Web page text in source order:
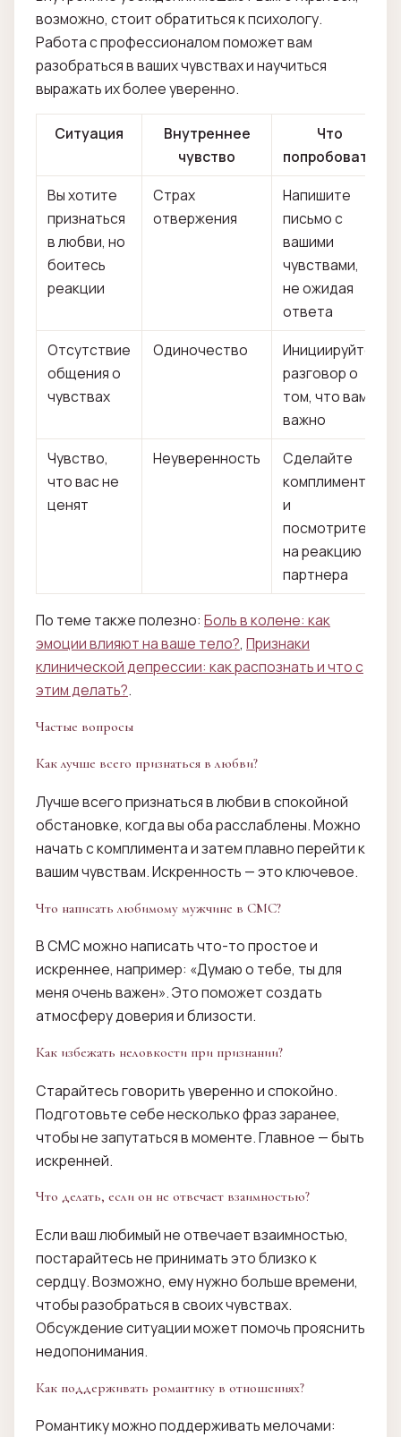
возможно, стоит обратиться к психологу.
Работа с профессионалом поможет вам
разобраться в ваших чувствах и научиться
выражать их более уверенно.
Ситуация
Внутреннее
чувство
Что
попробовать
Вы хотите
признаться
в любви, но
боитесь
реакции
Страх
отвержения
Напишите
письмо с
вашими
чувствами,
не ожидая
ответа
Отсутствие
общения о
чувствах
Одиночество
Инициируйте
разговор о
том, что вам
важно
Чувство,
что вас не
ценят
Неуверенность
Сделайте
комплимент
и
посмотрите
на реакцию
партнера
По теме также полезно: Боль в колене: как
эмоции влияют на ваше тело?, Признаки
клинической депрессии: как распознать и что с
этим делать?.
Частые вопросы
Как лучше всего признаться в любви?
Лучше всего признаться в любви в спокойной
обстановке, когда вы оба расслаблены. Можно
начать с комплимента и затем плавно перейти к
вашим чувствам. Искренность — это ключевое.
Что написать любимому мужчине в СМС?
В СМС можно написать что-то простое и
искреннее, например: «Думаю о тебе, ты для
меня очень важен». Это поможет создать
атмосферу доверия и близости.
Как избежать неловкости при признании?
Старайтесь говорить уверенно и спокойно.
Подготовьте себе несколько фраз заранее,
чтобы не запутаться в моменте. Главное — быть
искренней.
Что делать, если он не отвечает взаимностью?
Если ваш любимый не отвечает взаимностью,
постарайтесь не принимать это близко к
сердцу. Возможно, ему нужно больше времени,
чтобы разобраться в своих чувствах.
Обсуждение ситуации может помочь прояснить
недопонимания.
Как поддерживать романтику в отношениях?
Романтику можно поддерживать мелочами: